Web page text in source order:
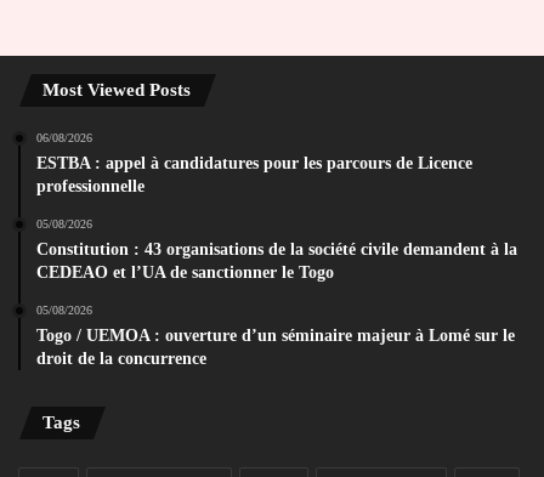
Most Viewed Posts
06/08/2026
ESTBA : appel à candidatures pour les parcours de Licence
professionnelle
05/08/2026
Constitution : 43 organisations de la société civile demandent à la
CEDEAO et l’UA de sanctionner le Togo
05/08/2026
Togo / UEMOA : ouverture d’un séminaire majeur à Lomé sur le
droit de la concurrence
Tags